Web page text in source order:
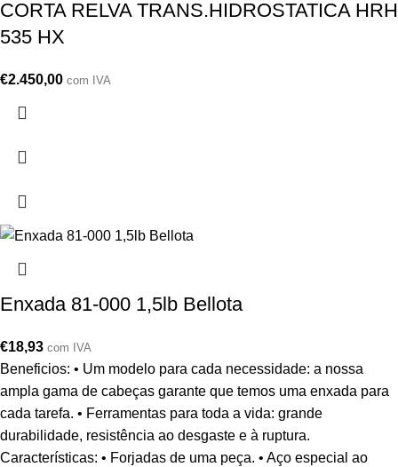
CORTA RELVA TRANS.HIDROSTATICA HRH
535 HX
€2.450,00 com IVA
Enxada 81-000 1,5lb Bellota
€18,93 com IVA
Beneficios: • Um modelo para cada necessidade: a nossa
ampla gama de cabeças garante que temos uma enxada para
cada tarefa. • Ferramentas para toda a vida: grande
durabilidade, resistência ao desgaste e à ruptura.
Características: • Forjadas de uma peça. • Aço especial ao